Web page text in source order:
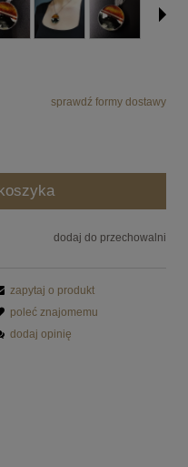
płatności
sprawdź formy dostawy
dodaj do przechowalni
zapytaj o produkt
poleć znajomemu
dodaj opinię